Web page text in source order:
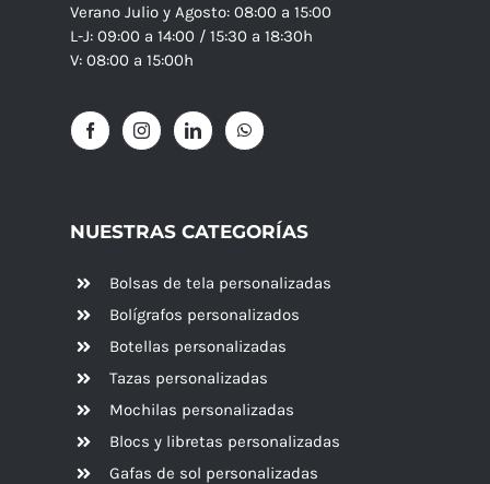
Verano Julio y Agosto: 08:00 a 15:00
L-J: 09:00 a 14:00 / 15:30 a 18:30h
V: 08:00 a 15:00h
NUESTRAS CATEGORÍAS
Bolsas de tela personalizadas
Bolígrafos personalizados
Botellas personalizadas
Tazas personalizadas
Mochilas personalizadas
Blocs y libretas personalizadas
Gafas de sol personalizadas